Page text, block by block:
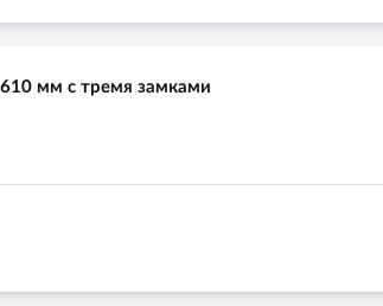
мм с тремя замками